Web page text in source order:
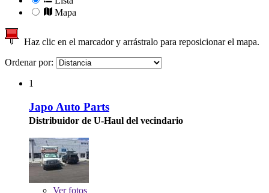
Mapa
Haz clic en el marcador y arrástralo para reposicionar el mapa.
Ordenar por:
1
Japo Auto Parts
Distribuidor de U-Haul del vecindario
Verfotos